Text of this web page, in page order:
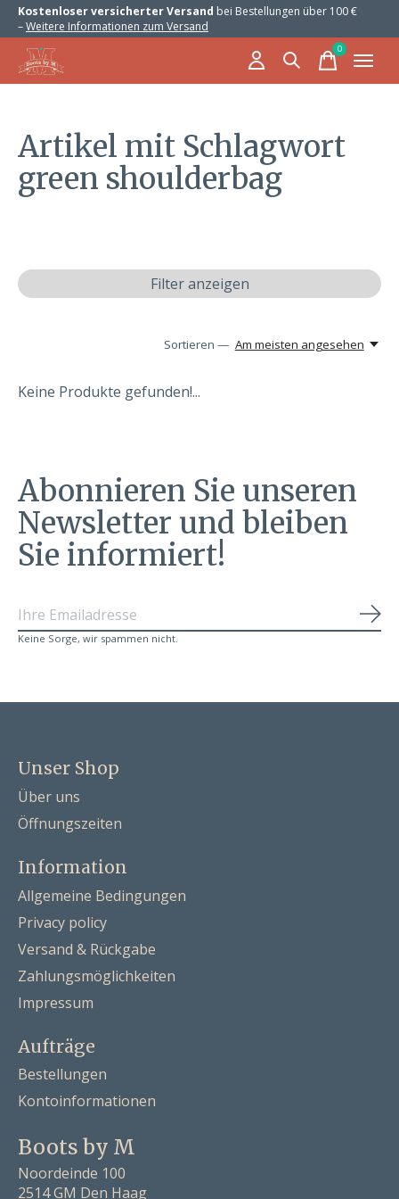
Kostenloser versicherter Versand bei Bestellungen über 100 €
–Weitere Informationen zum Versand
0items
Artikel mit Schlagwort
green shoulderbag
Filter anzeigen
Sortieren — Am meisten angesehen
Keine Produkte gefunden!...
Abonnieren Sie unseren
Newsletter und bleiben
Sie informiert!
Keine Sorge, wir spammen nicht.
Unser Shop
Über uns
Öffnungszeiten
Information
Allgemeine Bedingungen
Privacy policy
Versand & Rückgabe
Zahlungsmöglichkeiten
Impressum
Aufträge
Bestellungen
Kontoinformationen
Boots by M
Noordeinde 100
2514 GM Den Haag